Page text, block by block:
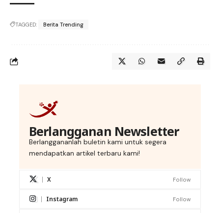
TAGGED: Berita Trending
Berlangganan Newsletter
Berlanggananlah buletin kami untuk segera
mendapatkan artikel terbaru kami!
X Follow
Instagram Follow